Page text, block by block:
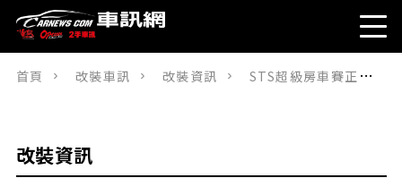
首頁 改裝車訊 改裝資訊 STS超級房車賽正式啟動四分衛樂團預告賽道開唱
改裝資訊